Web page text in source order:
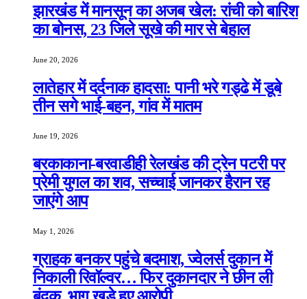
झारखंड में मानसून का अजब खेल: रांची को बारिश
का बोनस, 23 जिले सूखे की मार से बेहाल
June 20, 2026
लातेहार में दर्दनाक हादसा: पानी भरे गड्ढे में डूबे
तीन सगे भाई-बहन, गांव में मातम
June 19, 2026
बरकाकाना-बरवाडीही रेलखंड की ट्रेन पटरी पर
प्रेमी युगल का शव, सच्चाई जानकर हैरान रह
जाएंगे आप
May 1, 2026
ग्राहक बनकर पहुंचे बदमाश, ज्वेलर्स दुकान में
निकाली रिवॉल्वर… फिर दुकानदार ने छीन ली